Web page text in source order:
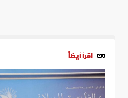
اقرأ أيضاً